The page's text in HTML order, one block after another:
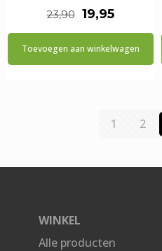
23,90
prijs
19,95Huidige
prijs
is:
Toevoegen aan winkelwagen
1 2
WINKEL
Alle producten